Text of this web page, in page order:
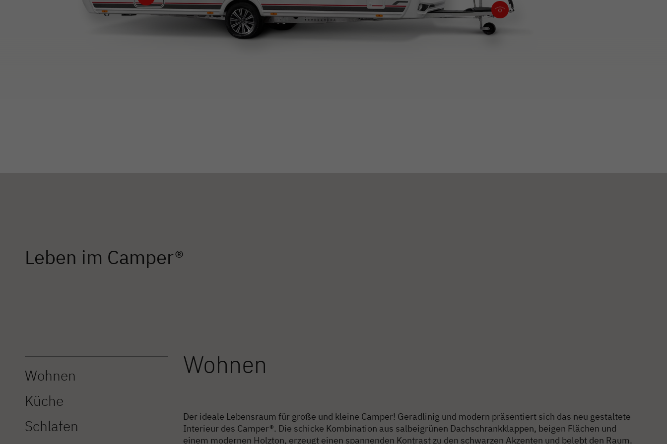
Leben im Camper®
Wohnen
Küche
Schlafen
Wohnen
Der ideale Lebensraum für große und kleine Camper! Geradlinig und modern präsentiert sich das neu gestaltete
Interieur des Camper®. Die schicke Kombination aus salbeigrünen Dachschrankklappen, beigen Flächen und
einem modernen Holzton, erzeugt einen spannenden Kontrast zu den schwarzen Akzenten und belebt den Raum.